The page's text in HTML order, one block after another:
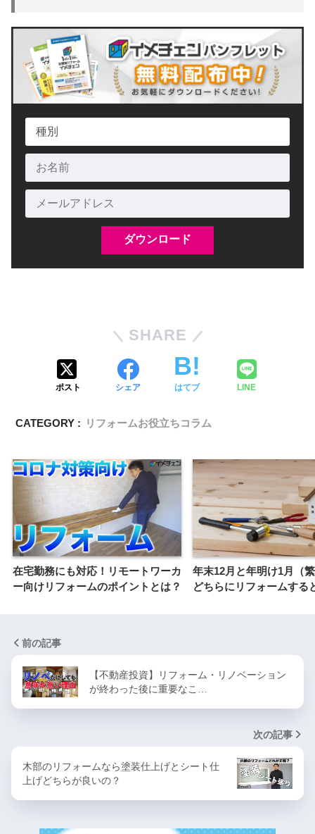
SHARE
ポスト シェア はてブ LINE
CATEGORY : リフォームお役立ちコラム
在宅勤務にも対応！リモートワーカ
ー向けリフォームのポイントとは？
年末12月と年明け1月（
どちらにリフォームする
前の記事
【不動産投資】リフォーム・リノベーション
が終わった後に重要なこ…
次の記事
木部のリフォームなら塗装仕上げとシート仕
上げどちらが良いの？